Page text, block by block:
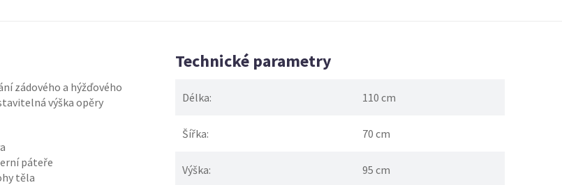
zádového a hýžďového
výška opěry
páteře
těla
Technické parametry
Délka: 110 cm
Šířka: 70 cm
Výška: 95 cm